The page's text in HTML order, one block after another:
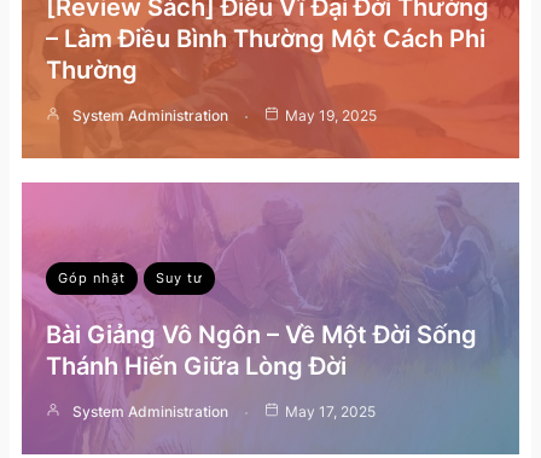
[Review Sách] Điều Vĩ Đại Đời Thường
– Làm Điều Bình Thường Một Cách Phi
Thường
System Administration May 19, 2025
Góp nhặt Suy tư
Bài Giảng Vô Ngôn – Về Một Đời Sống
Thánh Hiến Giữa Lòng Đời
System Administration May 17, 2025